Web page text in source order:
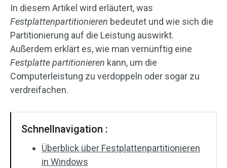
In diesem Artikel wird erläutert, was
Festplattenpartitionieren bedeutet und wie sich die
Partitionierung auf die Leistung auswirkt.
Außerdem erklärt es, wie man vernünftig eine
Festplatte partitionieren kann, um die
Computerleistung zu verdoppeln oder sogar zu
verdreifachen.
Schnellnavigation :
Überblick über Festplattenpartitionieren
in Windows